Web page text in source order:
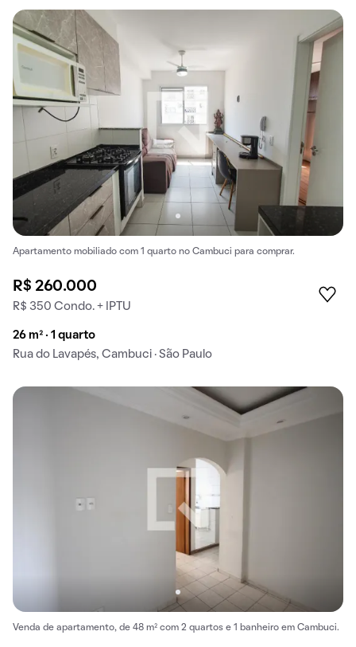
Apartamento mobiliado com 1 quarto no Cambuci para comprar.
R$ 260.000
R$ 350 Condo. + IPTU
26 m² · 1 quarto
Rua do Lavapés, Cambuci · São Paulo
Venda de apartamento, de 48 m² com 2 quartos e 1 banheiro em Cambuci.